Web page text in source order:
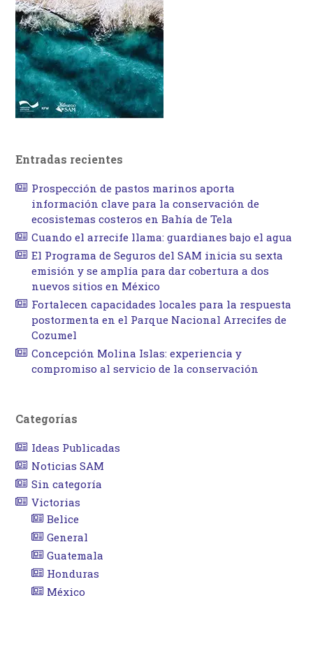
Entradas recientes
Prospección de pastos marinos aporta
información clave para la conservación de
ecosistemas costeros en Bahía de Tela
Cuando el arrecife llama: guardianes bajo el agua
El Programa de Seguros del SAM inicia su sexta
emisión y se amplía para dar cobertura a dos
nuevos sitios en México
Fortalecen capacidades locales para la respuesta
postormenta en el Parque Nacional Arrecifes de
Cozumel
Concepción Molina Islas: experiencia y
compromiso al servicio de la conservación
Categorías
Ideas Publicadas
Noticias SAM
Sin categoría
Victorias
Belice
General
Guatemala
Honduras
México